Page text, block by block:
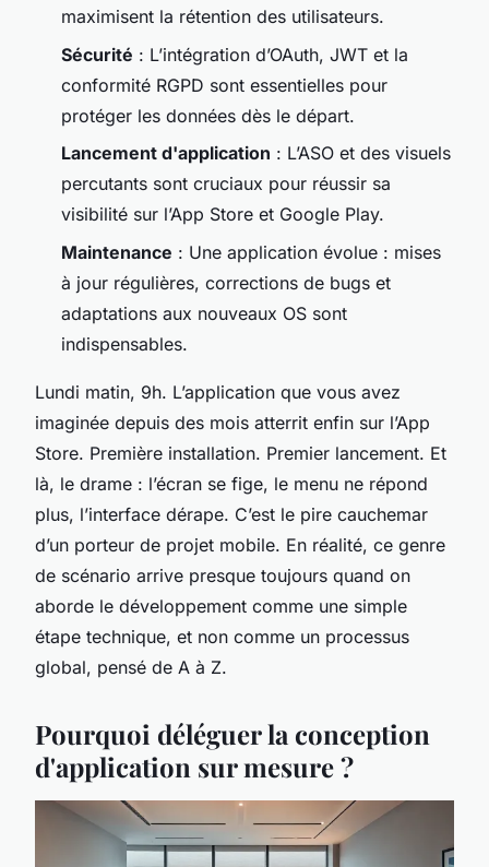
maximisent la rétention des utilisateurs.
Sécurité : L’intégration d’OAuth, JWT et la
conformité RGPD sont essentielles pour
protéger les données dès le départ.
Lancement d'application : L’ASO et des visuels
percutants sont cruciaux pour réussir sa
visibilité sur l’App Store et Google Play.
Maintenance : Une application évolue : mises
à jour régulières, corrections de bugs et
adaptations aux nouveaux OS sont
indispensables.
Lundi matin, 9h. L’application que vous avez
imaginée depuis des mois atterrit enfin sur l’App
Store. Première installation. Premier lancement. Et
là, le drame : l’écran se fige, le menu ne répond
plus, l’interface dérape. C’est le pire cauchemar
d’un porteur de projet mobile. En réalité, ce genre
de scénario arrive presque toujours quand on
aborde le développement comme une simple
étape technique, et non comme un processus
global, pensé de A à Z.
Pourquoi déléguer la conception
d'application sur mesure ?